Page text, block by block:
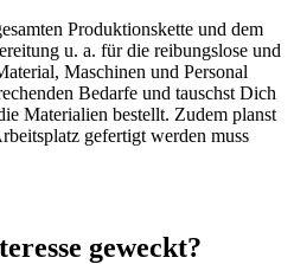
Produktionskette und dem
u. a. für die reibungslose und
Maschinen und Personal
Bedarfe und tauschst Dich
Materialien bestellt. Zudem planst
gefertigt werden muss
geweckt?